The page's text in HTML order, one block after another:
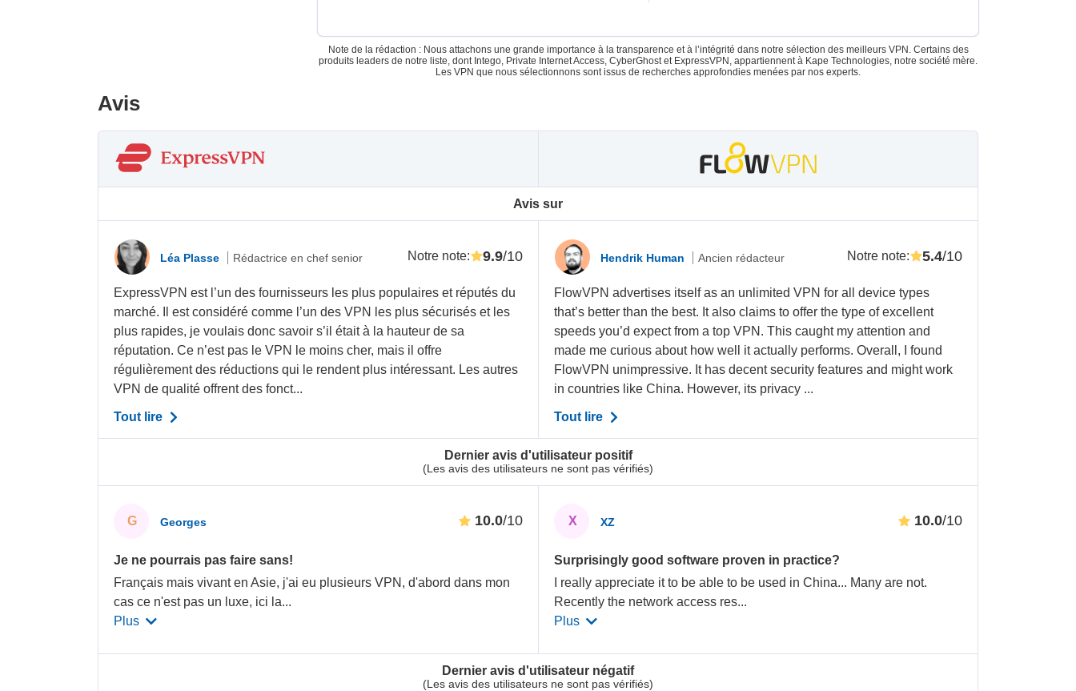
Note de la rédaction : Nous attachons une grande importance à la transparence et à l’intégrité dans notre sélection des meilleurs VPN. Certains des
produits leaders de notre liste, dont Intego, Private Internet Access, CyberGhost et ExpressVPN, appartiennent à Kape Technologies, notre société mère.
Les VPN que nous sélectionnons sont issus de recherches approfondies menées par nos experts.
Avis
Avis sur
Dernier avis d'utilisateur positif
(Les avis des utilisateurs ne sont pas vérifiés)
Dernier avis d'utilisateur négatif
(Les avis des utilisateurs ne sont pas vérifiés)
Léa Plasse Rédactrice en chef senior Notre note: 9.9/10
ExpressVPN est l’un des fournisseurs les plus populaires et réputés du
marché. Il est considéré comme l’un des VPN les plus sécurisés et les
plus rapides, je voulais donc savoir s’il était à la hauteur de sa
réputation. Ce n’est pas le VPN le moins cher, mais il offre
régulièrement des réductions qui le rendent plus intéressant. Les autres
VPN de qualité offrent des fonct...
Tout lire
G Georges 10.0/10
Je ne pourrais pas faire sans!
Français mais vivant en Asie, j'ai eu plusieurs VPN, d'abord dans mon
cas ce n'est pas un luxe, ici la...
Plus
Hendrik Human Ancien rédacteur Notre note: 5.4/10
FlowVPN advertises itself as an unlimited VPN for all device types
that’s better than the best. It also claims to offer the type of excellent
speeds you’d expect from a top VPN. This caught my attention and
made me curious about how well it actually performs. Overall, I found
FlowVPN unimpressive. It has decent security features and might work
in countries like China. However, its privacy ...
Tout lire
X XZ 10.0/10
Surprisingly good software proven in practice?
I really appreciate it to be able to be used in China... Many are not.
Recently the network access res...
Plus